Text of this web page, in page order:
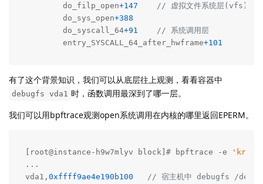
        do_filp_open
+147
// 虚拟文件系统层(vfs)
        do_sys_open
+388
        do_syscall_64
+91
// 系统调用层
        entry_SYSCALL_64_after_hwframe
+101
有了这个背景知识，我们可以从底层往上观测，看看容器中
debugfs vda1 时，函数调用最深到了哪一层。
我们可以用bpftrace观测open系统调用在内核的哪里返回EPERM。
[root@instance-h9w7mlyv block]# bpftrace -e
...
vda1, 0xffff9ae4e190b100
// 宿主机中 debugfs /dev/